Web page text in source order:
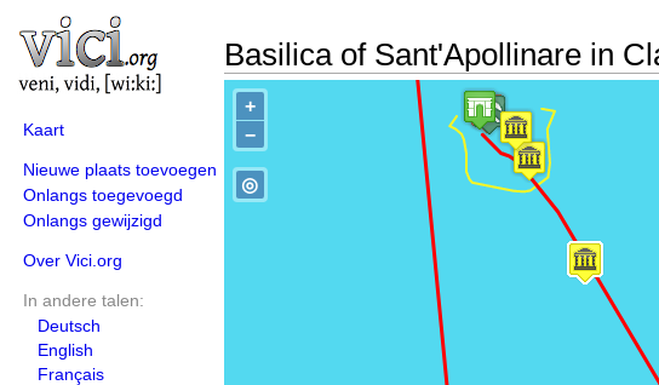
Kaart
Nieuwe plaats toevoegen
Onlangs toegevoegd
Onlangs gewijzigd
Over Vici.org
In andere talen:
Deutsch
English
Français
Basilica of Sant'Apollinare in
+
−
◎